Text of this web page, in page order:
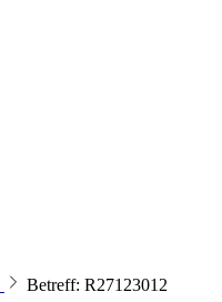
Betreff: R27123012